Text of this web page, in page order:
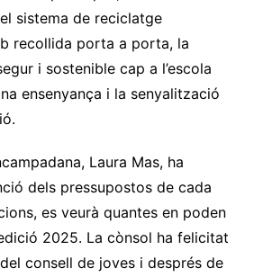
sistema de reciclatge
recollida porta a porta, la
i sostenible cap a l’escola
ensenyança i la senyalització
Laura Mas, ha
dels pressupostos de cada
es veurà quantes en poden
2025. La cònsol ha felicitat
consell de joves i després de